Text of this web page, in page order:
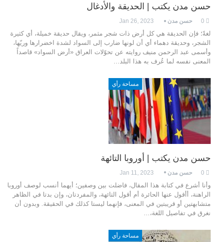
حسن مدن يكتب | الحديقة والأدغال
حسن مدن Jan 26, 2023
لغةً؛ فإن الحديقة هي كل أرض ذات شجر مثمر، ويقال حديقة خميلة، أي كثيرة
الشجر، وحديقة دهماء أي أن لونها ضارب إلى السواد لشدة اخضرارها وريّها،
وأسمى عبد الرحمن منيف روايته عن تحوّلات العراق «أرض السواد» قاصداً
المعنى نفسه لما عُرف به هذا البلد…
مساحة رأي
حسن مدن يكتب | أوروبا التائهة
حسن مدن Jan 11, 2023
وأنا أشرع في كتابة هذا المقال، فاضلت بين وصفين؛ أيهما أنسب لوصف أوروبا
الراهنة، أأقول عنها الحائرة أم أقول التائهة، والمفردتان، وإن بدتا في الظاهر
متشابهتين أو قريبتين في المعنى، فإنهما ليستا كذلك في الحقيقة. وبدون أن
نغرق في تفاصيل اللغة،…
مساحة رأي